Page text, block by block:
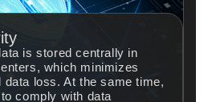
is stored centrally in
which minimizes
loss. At the same time,
comply with data